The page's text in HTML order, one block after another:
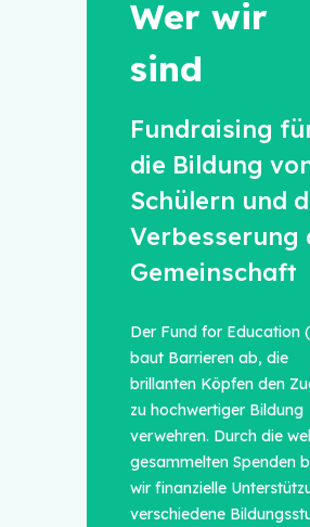
Wer wir
sind
Fundraising
die Bildung
Schülern und
Verbesserung
Gemeinschaft
Der Fund for Education
baut Barrieren ab, die
brillanten Köpfen den
zu hochwertiger Bildung
verwehren. Durch die
gesammelten Spenden
wir finanzielle
verschiedene